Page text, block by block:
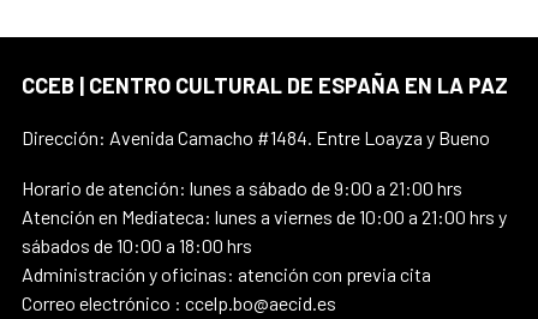
CCEB | CENTRO CULTURAL DE ESPAÑA EN LA PAZ
Dirección: Avenida Camacho #1484. Entre Loayza y Bueno
Horario de atención: lunes a sábado de 9:00 a 21:00 hrs
Atención en Mediateca: lunes a viernes de 10:00 a 21:00 hrs y
sábados de 10:00 a 18:00 hrs
Administración y oficinas: atención con previa cita
Correo electrónico : ccelp.bo@aecid.es